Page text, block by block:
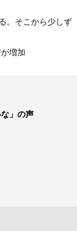
。そこから少しず
増加
」の声